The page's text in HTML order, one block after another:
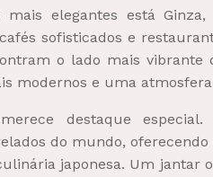
mais elegantes está
sofisticados e
o lado mais
modernos e uma
destaque
do mundo,
japonesa. Um jantar